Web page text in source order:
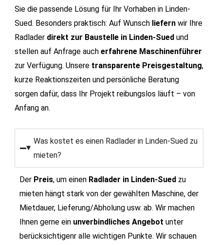
Sie die passende Lösung für Ihr Vorhaben in Linden-
Sued. Besonders praktisch: Auf Wunsch liefern wir Ihre
Radlader direkt zur Baustelle in Linden-Sued und
stellen auf Anfrage auch erfahrene Maschinenführer
zur Verfügung. Unsere transparente Preisgestaltung,
kurze Reaktionszeiten und persönliche Beratung
sorgen dafür, dass Ihr Projekt reibungslos läuft – von
Anfang an.
Was kostet es einen Radlader in Linden-Sued zu
mieten?
Der Preis, um einen Radlader in Linden-Sued zu
mieten hängt stark von der gewählten Maschine, der
Mietdauer, Lieferung/Abholung usw. ab. Wir machen
Ihnen gerne ein unverbindliches Angebot unter
berücksichtigenr alle wichtigen Punkte. Wir schauen